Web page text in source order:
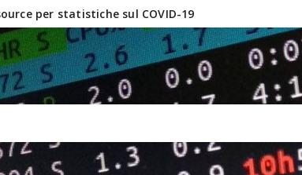
per statistiche sul COVID-19
e software OpenSource?